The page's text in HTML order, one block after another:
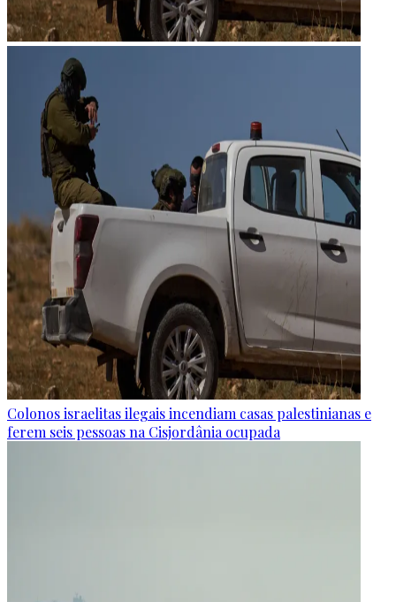
Colonos israelitas ilegais incendiam casas palestinianas e
ferem seis pessoas na Cisjordânia ocupada